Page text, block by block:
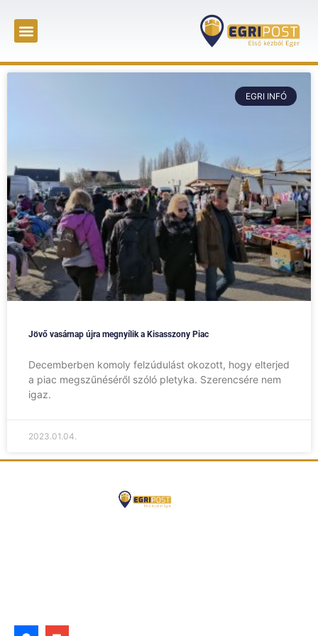
EGRI INFÓ
Jövő vasárnap újra megnyílik a Kisasszony Piac
Decemberben komoly felzúdulást okozott, hogy elterjed
a piac megszűnéséről szóló pletyka. Szerencsére nem
igaz.
2023.01.04.